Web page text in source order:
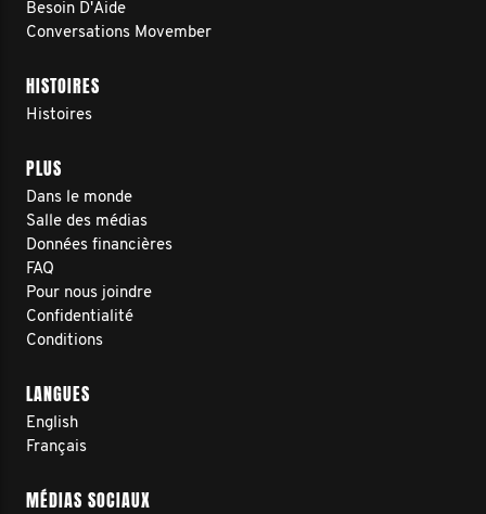
Besoin D'Aide
Conversations Movember
HISTOIRES
Histoires
PLUS
Dans le monde
Salle des médias
Données financières
FAQ
Pour nous joindre
Confidentialité
Conditions
LANGUES
English
Français
MÉDIAS SOCIAUX